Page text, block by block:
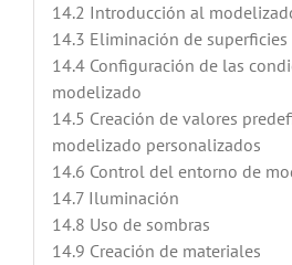
14.2 Introducción al
14.3 Eliminación de
14.4 Configuración de las
modelizado
14.5 Creación de valores
modelizado personalizados
14.6 Control del entorno de
14.7 Iluminación
14.8 Uso de sombras
14.9 Creación de materiales